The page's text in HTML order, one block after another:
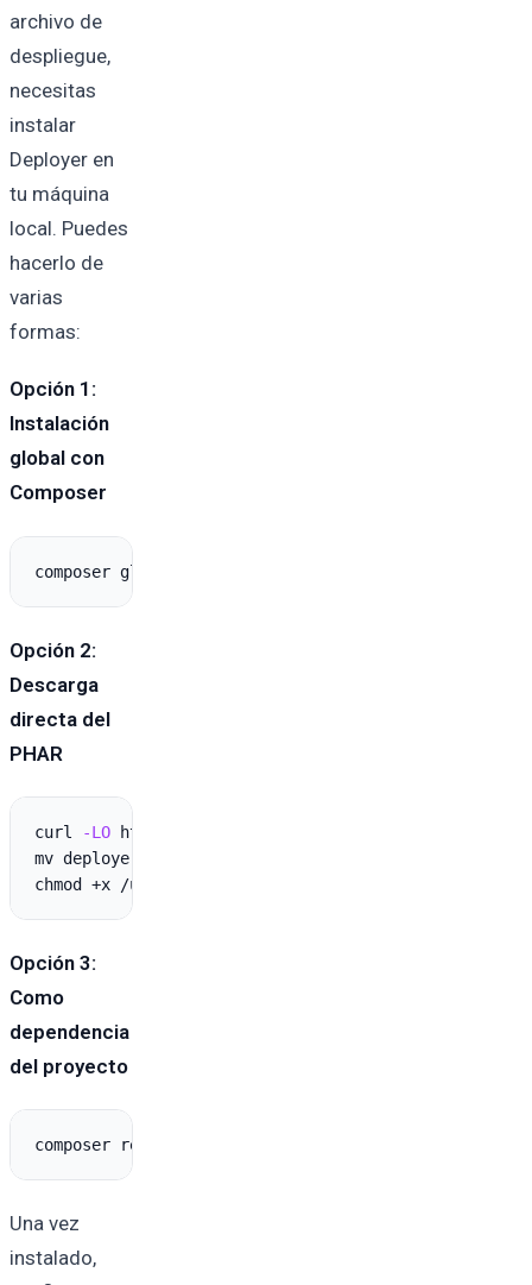
archivo de
despliegue,
necesitas
instalar
Deployer en
tu máquina
local. Puedes
hacerlo de
varias
formas:
Opción 1:
Instalación
global con
Composer
Opción 2:
Descarga
directa del
PHAR
curl -LO https://deployer.org/deployer.phar
mv deployer.phar /usr/
chmod +x /usr/
Opción 3:
Como
dependencia
del proyecto
composer require
Una vez
instalado,